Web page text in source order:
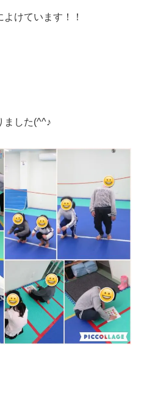
けています！！
ました(^^♪